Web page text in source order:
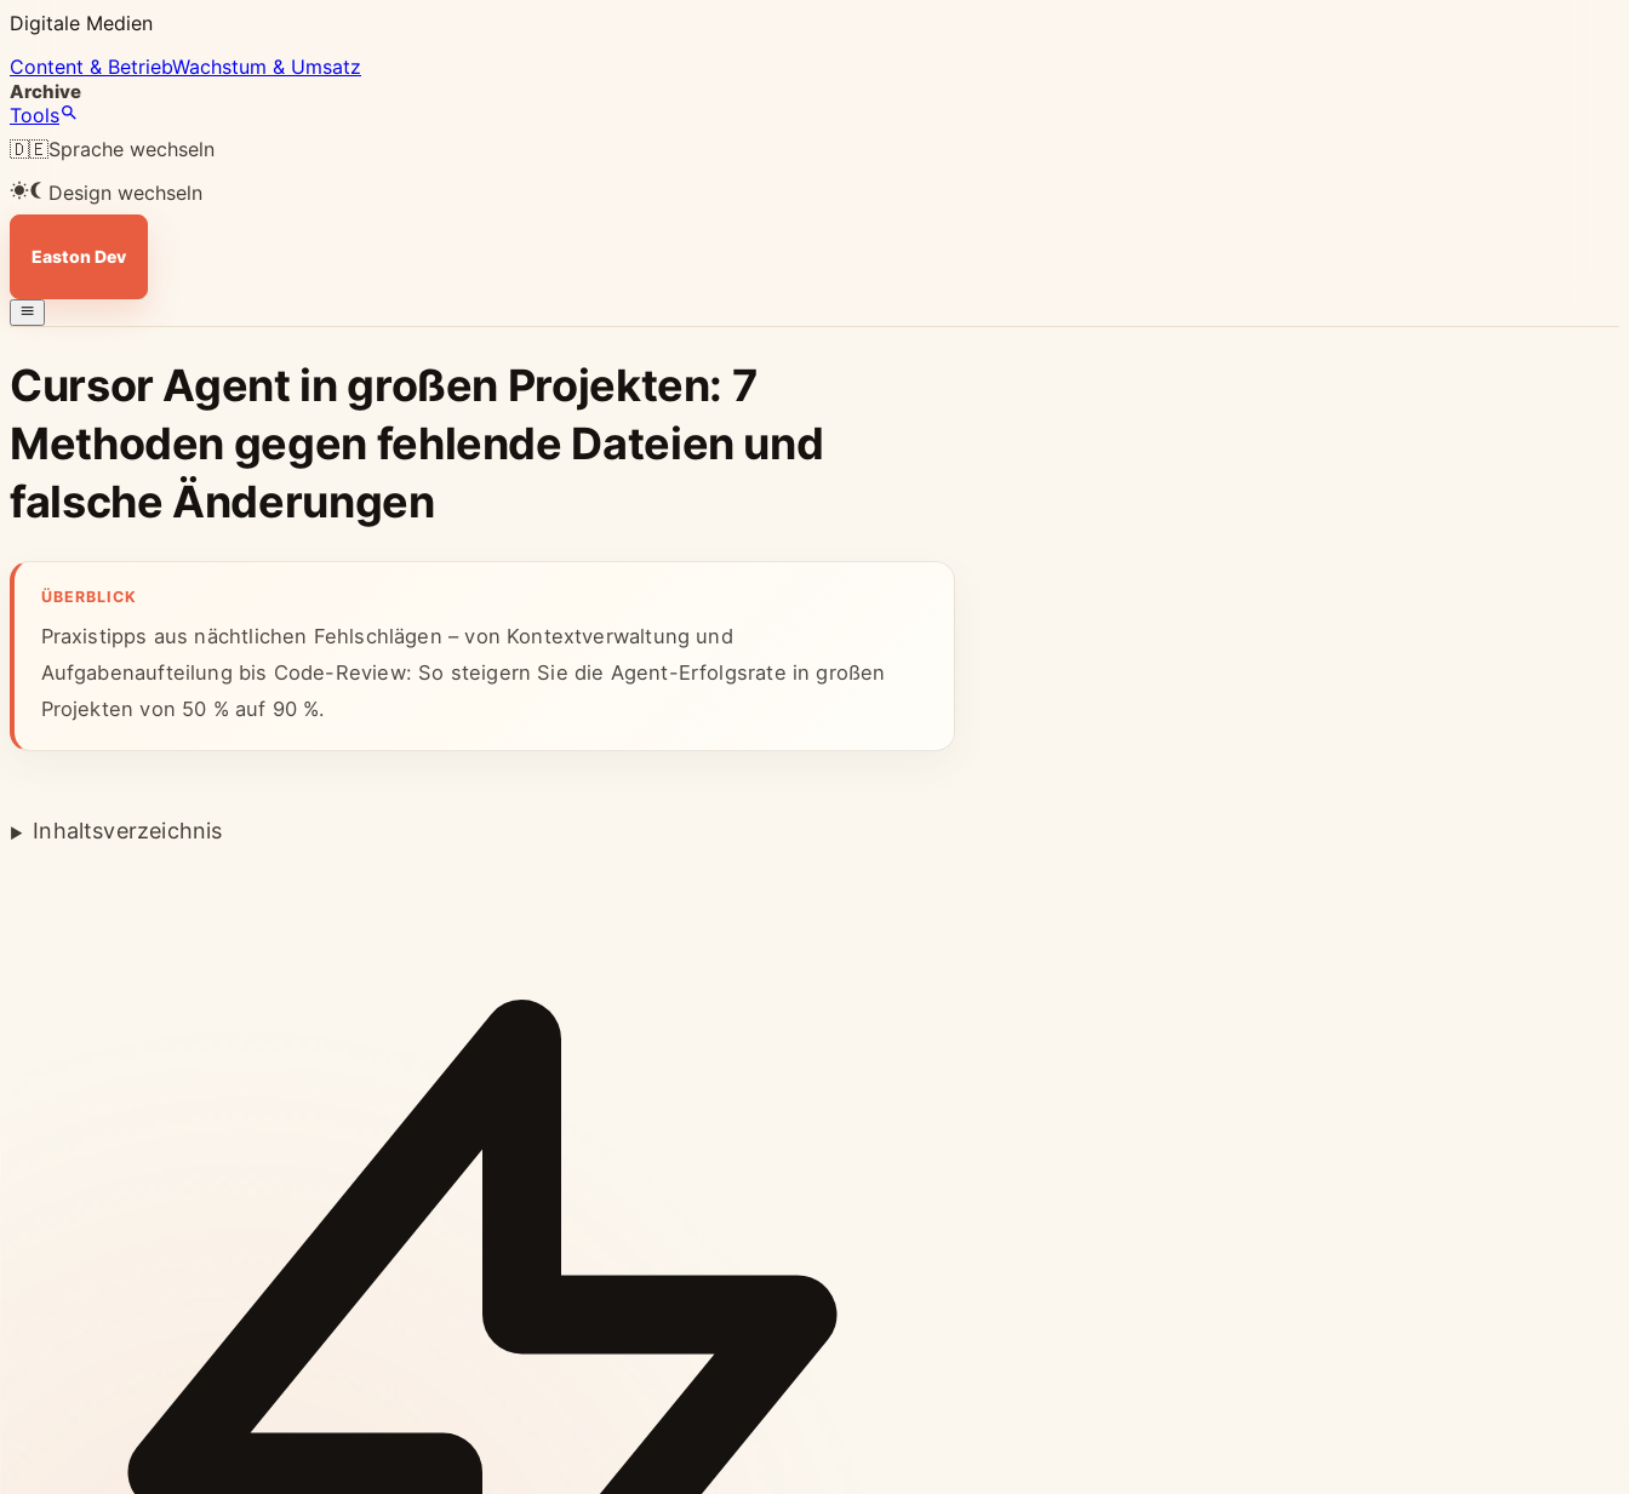
Digitale Medien
Content & BetriebWachstum & Umsatz
Archive
Tools
🇩🇪Sprache wechseln
Design wechseln
Easton Dev
Cursor Agent in großen Projekten: 7
Methoden gegen fehlende Dateien und
falsche Änderungen
ÜBERBLICK
Praxistipps aus nächtlichen Fehlschlägen – von Kontextverwaltung und
Aufgabenaufteilung bis Code-Review: So steigern Sie die Agent-Erfolgsrate in großen
Projekten von 50 % auf 90 %.
Inhaltsverzeichnis